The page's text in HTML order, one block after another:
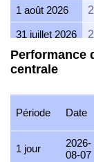
1 août 2026
31 juillet 2026
30 juillet 2026
28 juillet 2026
27 juillet 2026
26 juillet 2026
Performance
centrale
Période Date
1 jour
2026-
08-07